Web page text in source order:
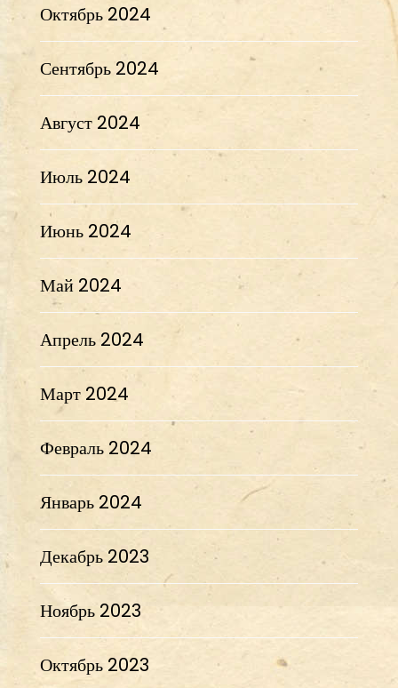
Октябрь 2024
Сентябрь 2024
Август 2024
Июль 2024
Июнь 2024
Май 2024
Апрель 2024
Март 2024
Февраль 2024
Январь 2024
Декабрь 2023
Ноябрь 2023
Октябрь 2023